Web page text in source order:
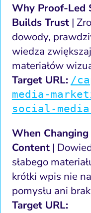
Why Proof-Led
Builds Trust|
dowody,
wiedza
materiałów
Target URL: /
media-
social-
When
Content|
słabego
krótki wpis nie
pomysłu ani
Target URL: